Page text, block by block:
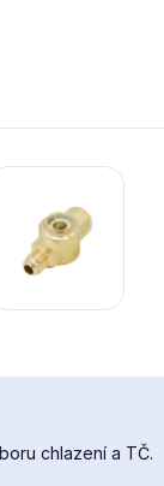
chlazení a TČ.